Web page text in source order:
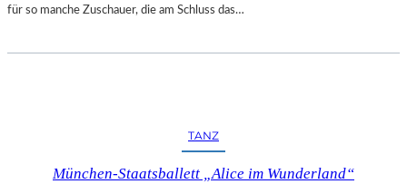
für so manche Zuschauer, die am Schluss das…
TANZ
München-Staatsballett „Alice im Wunderland“